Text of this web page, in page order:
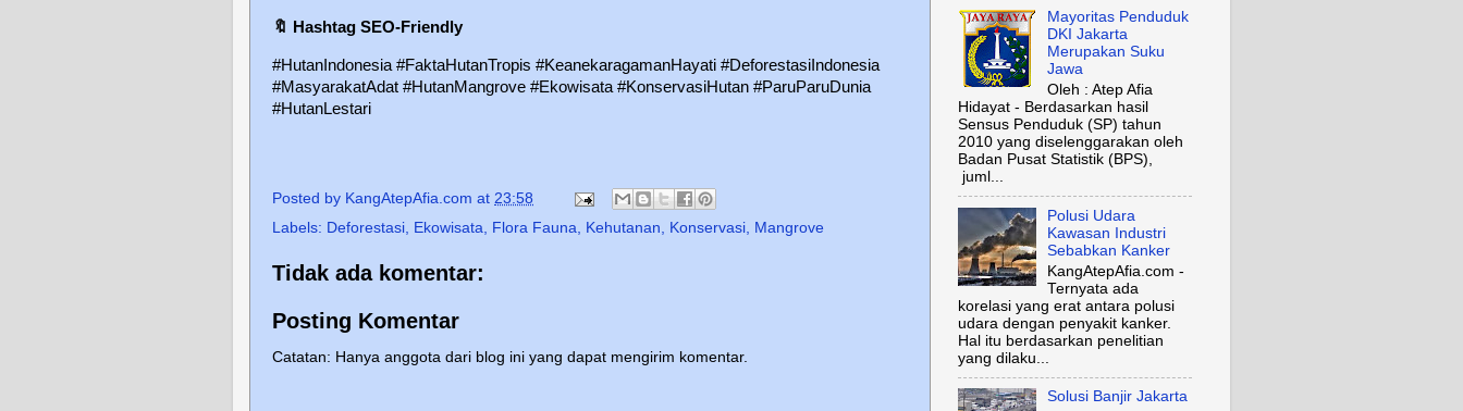
🔖 Hashtag SEO-Friendly
#HutanIndonesia #FaktaHutanTropis #KeanekaragamanHayati #DeforestasiIndonesia
#MasyarakatAdat #HutanMangrove #Ekowisata #KonservasiHutan #ParuParuDunia
#HutanLestari
Posted by KangAtepAfia.com at 23:58
Labels: Deforestasi, Ekowisata, Flora Fauna, Kehutanan, Konservasi, Mangrove
Tidak ada komentar:
Posting Komentar
Catatan: Hanya anggota dari blog ini yang dapat mengirim komentar.
Mayoritas Penduduk
DKI Jakarta
Merupakan Suku
Jawa
Oleh : Atep Afia
Hidayat - Berdasarkan hasil
Sensus Penduduk (SP) tahun
2010 yang diselenggarakan oleh
Badan Pusat Statistik (BPS),
juml...
Polusi Udara
Kawasan Industri
Sebabkan Kanker
KangAtepAfia.com -
Ternyata ada
korelasi yang erat antara polusi
udara dengan penyakit kanker.
Hal itu berdasarkan penelitian
yang dilaku...
Solusi Banjir Jakarta